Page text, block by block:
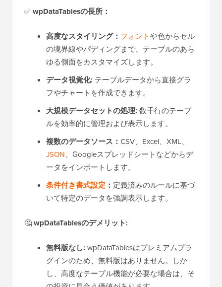
✅wpDataTablesの長所：
高度なスタイリング： フォントや色からセル
の境界線やパディングまで、テーブルのあら
ゆる側面をカスタマイズします。
データ視覚化: テーブルデータから直接グラ
フやチャートを作成できます。
大規模データセットの処理: 数千行のテーブ
ルを効率的に管理および表示します。
複数のデータソース： CSV、Excel、XML、
JSON、Googleスプレッドシートなどからデ
ータをインポートします。
条件付き書式設定 ： 定義済みのルールに基づ
いて特定のデータを強調表示します。
🤔wpDataTablesのデメリット:
無料版なし: wpDataTablesはプレミアムプラ
グインのため、無料版はありません。しか
し、高度なテーブル機能が必要な場合は、そ